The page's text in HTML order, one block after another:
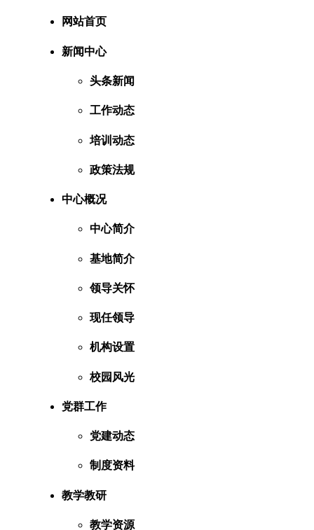
网站首页
新闻中心
头条新闻
工作动态
培训动态
政策法规
中心概况
中心简介
基地简介
领导关怀
现任领导
机构设置
校园风光
党群工作
党建动态
制度资料
教学教研
教学资源